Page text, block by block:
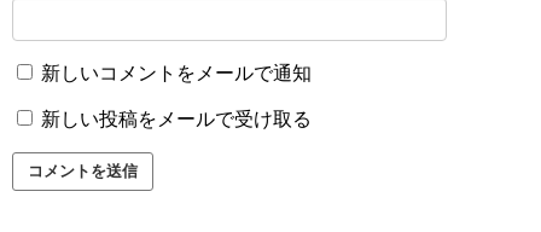
新しいコメントをメールで通知
新しい投稿をメールで受け取る